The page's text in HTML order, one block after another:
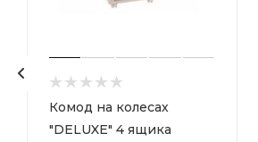
Комод на колесах
"DELUXE" 4 ящика